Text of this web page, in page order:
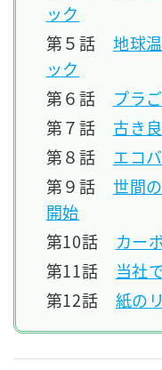
ック
第５話 地球
ック
第６話 プラ
第７話 古き
第８話 エコ
第９話 世間
開始
第10話 カー
第11話 当社
第12話 紙の